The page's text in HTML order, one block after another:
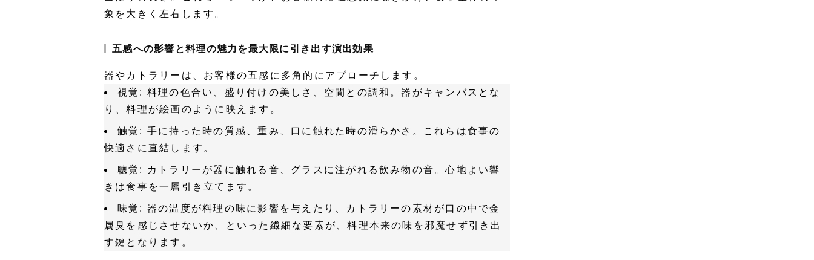
象を大きく左右します。
五感への影響と料理の魅力を最大限に引き出す演出効果
器やカトラリーは、お客様の五感に多角的にアプローチします。
視覚: 料理の色合い、盛り付けの美しさ、空間との調和。器がキャンバスとな
り、料理が絵画のように映えます。
触覚: 手に持った時の質感、重み、口に触れた時の滑らかさ。これらは食事の
快適さに直結します。
聴覚:
カトラリーが器に触れる音、グラスに注がれる飲み物の音。心地よい響
きは食事を一層引き立てます。
味覚: 器の温度が料理の味に影響を与えたり、カトラリーの素材が口の中で金
属臭を感じさせないか、といった繊細な要素が、料理本来の味を邪魔せず引き出
す鍵となります。